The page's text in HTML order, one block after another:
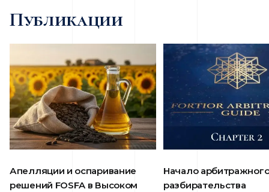
Публикации
Апелляции и оспаривание
решений FOSFA в Высоком
Начало
разбирательства